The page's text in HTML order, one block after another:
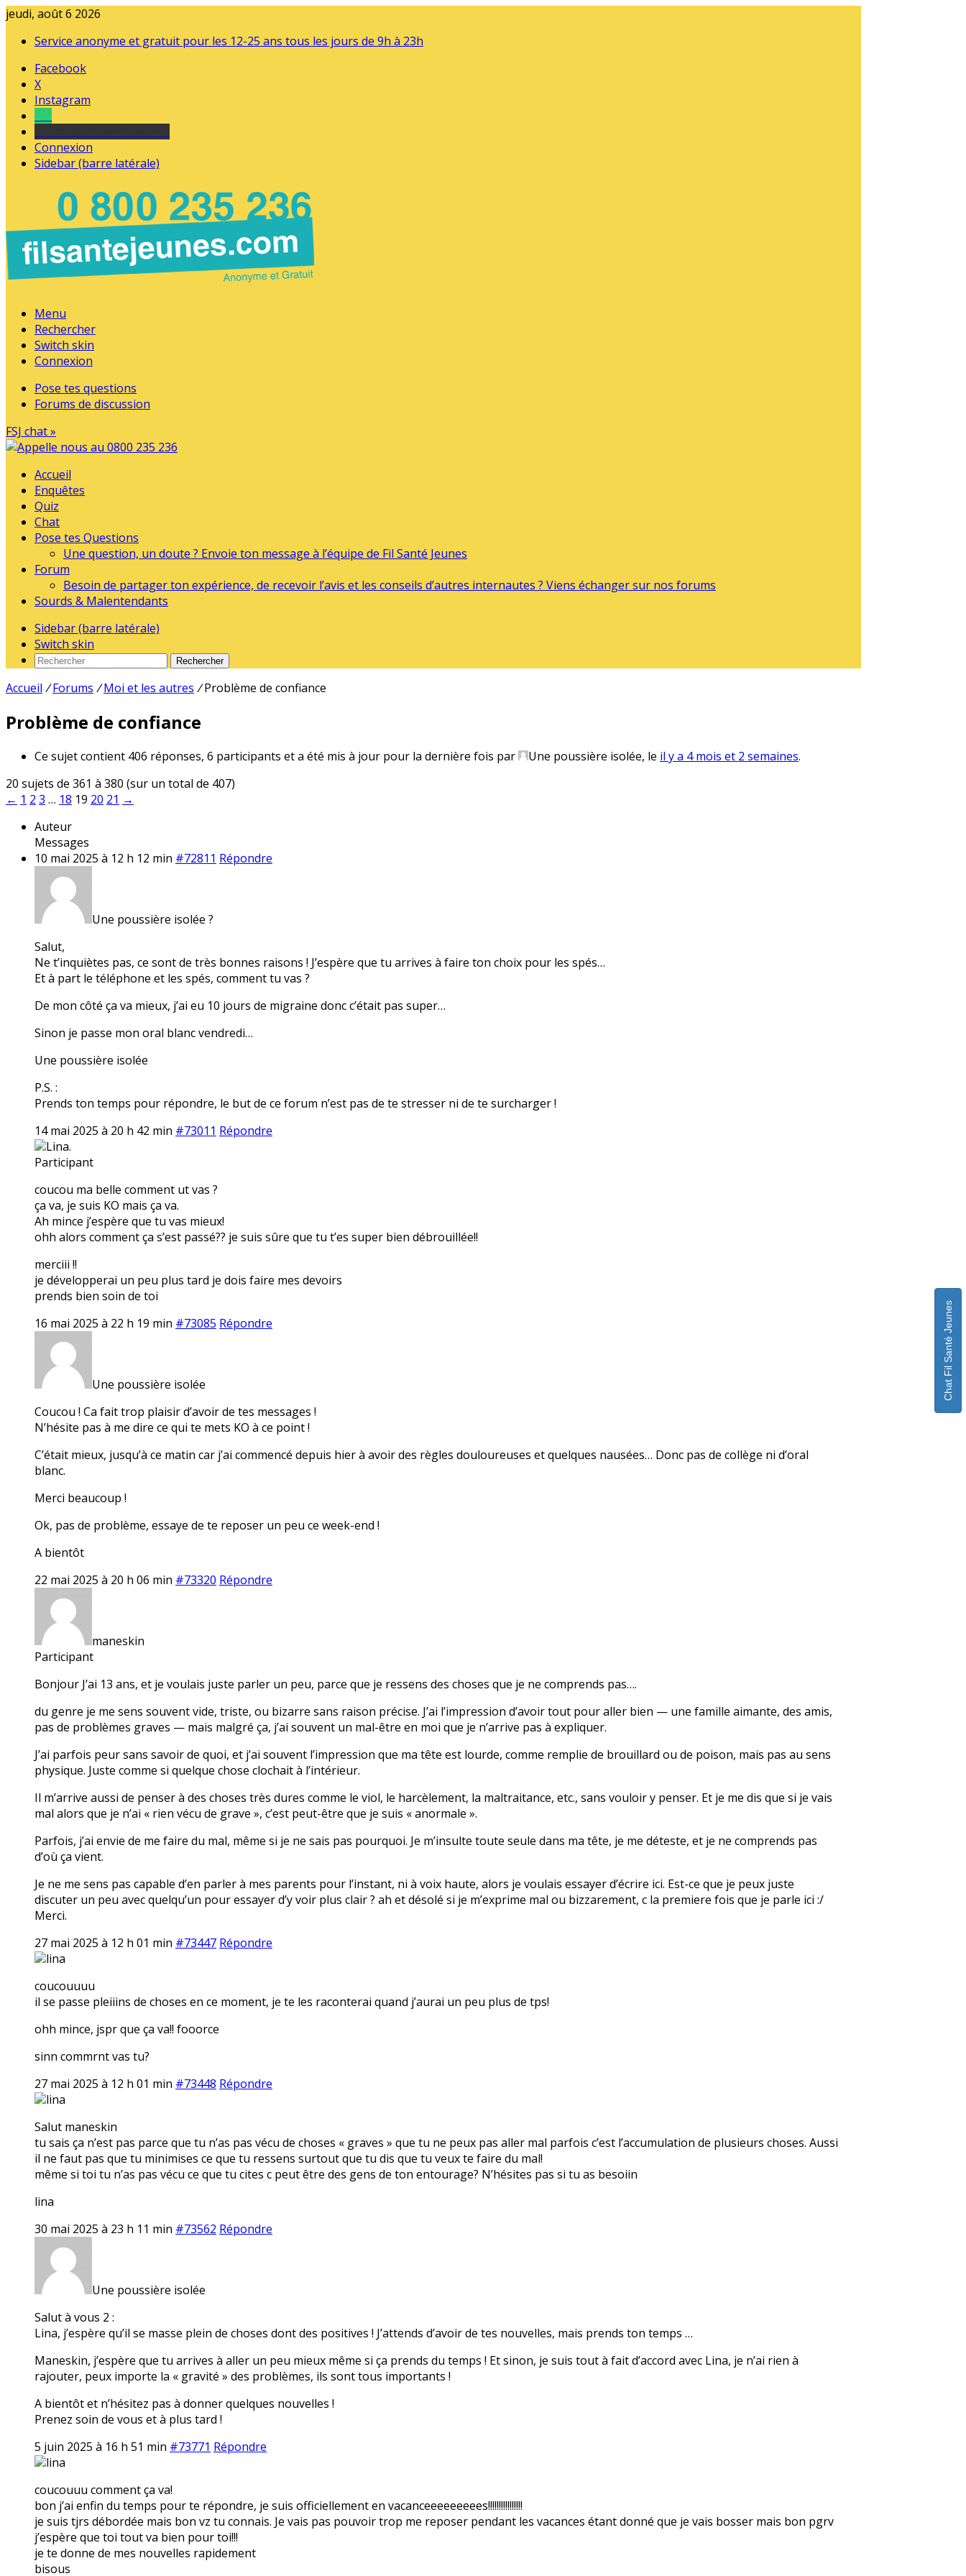
jeudi, août 6 2026
Service anonyme et gratuit pour les 12-25 ans tous les jours de 9h à 23h
Facebook
X
Instagram
Connexion
Sidebar (barre latérale)
Menu
Rechercher
Switch skin
Connexion
Pose tes questions
Forums de discussion
FSJ chat »
Accueil
Enquêtes
Quiz
Chat
Pose tes Questions
Une question, un doute ? Envoie ton message à l’équipe de Fil Santé Jeunes
Forum
Besoin de partager ton expérience, de recevoir l’avis et les conseils d’autres internautes ? Viens échanger sur nos forums
Sourds & Malentendants
Sidebar (barre latérale)
Switch skin
Rechercher
Accueil / Forums / Moi et les autres / Problème de confiance
Problème de confiance
Ce sujet contient 406 réponses, 6 participants et a été mis à jour pour la dernière fois par Une poussière isolée, le il y a 4 mois et 2 semaines.
20 sujets de 361 à 380 (sur un total de 407)
← 1 2 3 … 18 19 20 21 →
Auteur
Messages
10 mai 2025 à 12 h 12 min #72811 Répondre
Une poussière isolée ?
Salut,
Ne t’inquiètes pas, ce sont de très bonnes raisons ! J’espère que tu arrives à faire ton choix pour les spés…
Et à part le téléphone et les spés, comment tu vas ?
De mon côté ça va mieux, j’ai eu 10 jours de migraine donc c’était pas super…
Sinon je passe mon oral blanc vendredi…
Une poussière isolée
P.S. :
Prends ton temps pour répondre, le but de ce forum n’est pas de te stresser ni de te surcharger !
14 mai 2025 à 20 h 42 min #73011 Répondre
Lina.
Participant
coucou ma belle comment ut vas ?
ça va, je suis KO mais ça va.
Ah mince j’espère que tu vas mieux!
ohh alors comment ça s’est passé?? je suis sûre que tu t’es super bien débrouillée!!
merciii !!
je développerai un peu plus tard je dois faire mes devoirs
prends bien soin de toi
16 mai 2025 à 22 h 19 min #73085 Répondre
Une poussière isolée
Coucou ! Ca fait trop plaisir d’avoir de tes messages !
N’hésite pas à me dire ce qui te mets KO à ce point !
C’était mieux, jusqu’à ce matin car j’ai commencé depuis hier à avoir des règles douloureuses et quelques nausées… Donc pas de collège ni d’oral
blanc.
Merci beaucoup !
Ok, pas de problème, essaye de te reposer un peu ce week-end !
A bientôt
22 mai 2025 à 20 h 06 min #73320 Répondre
maneskin
Participant
Bonjour J’ai 13 ans, et je voulais juste parler un peu, parce que je ressens des choses que je ne comprends pas….
du genre je me sens souvent vide, triste, ou bizarre sans raison précise. J’ai l’impression d’avoir tout pour aller bien — une famille aimante, des amis,
pas de problèmes graves — mais malgré ça, j’ai souvent un mal-être en moi que je n’arrive pas à expliquer.
J’ai parfois peur sans savoir de quoi, et j’ai souvent l’impression que ma tête est lourde, comme remplie de brouillard ou de poison, mais pas au sens
physique. Juste comme si quelque chose clochait à l’intérieur.
Il m’arrive aussi de penser à des choses très dures comme le viol, le harcèlement, la maltraitance, etc., sans vouloir y penser. Et je me dis que si je vais
mal alors que je n’ai « rien vécu de grave », c’est peut-être que je suis « anormale ».
Parfois, j’ai envie de me faire du mal, même si je ne sais pas pourquoi. Je m’insulte toute seule dans ma tête, je me déteste, et je ne comprends pas
d’où ça vient.
Je ne me sens pas capable d’en parler à mes parents pour l’instant, ni à voix haute, alors je voulais essayer d’écrire ici. Est-ce que je peux juste
discuter un peu avec quelqu’un pour essayer d’y voir plus clair ? ah et désolé si je m’exprime mal ou bizzarement, c la premiere fois que je parle ici :/
Merci.
27 mai 2025 à 12 h 01 min #73447 Répondre
lina
coucouuuu
il se passe pleiiins de choses en ce moment, je te les raconterai quand j’aurai un peu plus de tps!
ohh mince, jspr que ça va!! fooorce
sinn commrnt vas tu?
27 mai 2025 à 12 h 01 min #73448 Répondre
lina
Salut maneskin
tu sais ça n’est pas parce que tu n’as pas vécu de choses « graves » que tu ne peux pas aller mal parfois c’est l’accumulation de plusieurs choses. Aussi
il ne faut pas que tu minimises ce que tu ressens surtout que tu dis que tu veux te faire du mal!
même si toi tu n’as pas vécu ce que tu cites c peut être des gens de ton entourage? N’hésites pas si tu as besoiin
lina
30 mai 2025 à 23 h 11 min #73562 Répondre
Une poussière isolée
Salut à vous 2 :
Lina, j’espère qu’il se masse plein de choses dont des positives ! J’attends d’avoir de tes nouvelles, mais prends ton temps …
Maneskin, j’espère que tu arrives à aller un peu mieux même si ça prends du temps ! Et sinon, je suis tout à fait d’accord avec Lina, je n’ai rien à
rajouter, peux importe la « gravité » des problèmes, ils sont tous importants !
A bientôt et n’hésitez pas à donner quelques nouvelles !
Prenez soin de vous et à plus tard !
5 juin 2025 à 16 h 51 min #73771 Répondre
lina
coucouuu comment ça va!
bon j’ai enfin du temps pour te répondre, je suis officiellement en vacanceeeeeeeees!!!!!!!!!!!!!!!!
je suis tjrs débordée mais bon vz tu connais. Je vais pas pouvoir trop me reposer pendant les vacances étant donné que je vais bosser mais bon pgrv
j’espère que toi tout va bien pour toi!!!
je te donne de mes nouvelles rapidement
bisous
Chat Fil Santé Jeunes